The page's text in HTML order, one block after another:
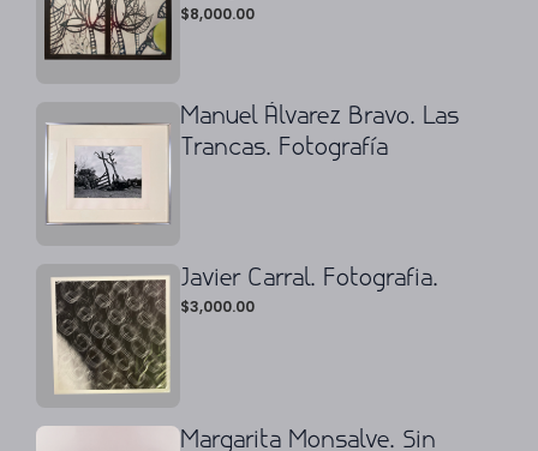
$8,000.00
Manuel Álvarez Bravo. Las
Trancas. Fotografía
Javier Carral. Fotografia.
$3,000.00
Margarita Monsalve. Sin